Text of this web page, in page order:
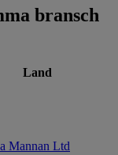
bransch
Land
Mannan Ltd